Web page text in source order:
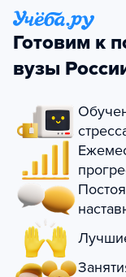
Готовим к
вузы